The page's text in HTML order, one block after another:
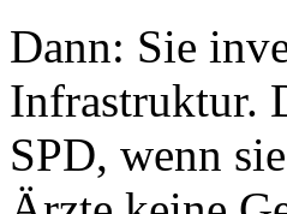
Dann: Sie
Infrastruktur.
SPD, wenn